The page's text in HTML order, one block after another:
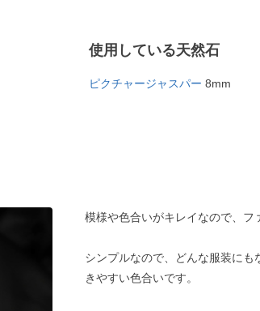
使用している天然石
ピクチャージャスパー 8mm
模様や色合いがキレイなので、フ
シンプルなので、どんな服装に
きやすい色合いです。